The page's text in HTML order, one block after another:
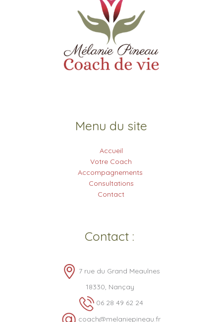
Menu du site
Accueil
Votre Coach
Accompagnements
Consultations
Contact
Contact :
7 rue du Grand Meaulnes
18330, Nançay
06 28 49 62 24
coach@melaniepineau.fr